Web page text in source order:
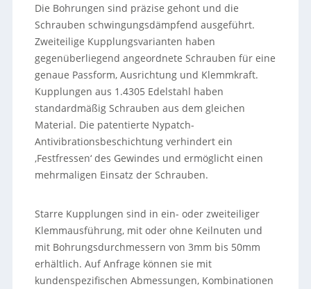
Die Bohrungen sind präzise gehont und die
Schrauben schwingungsdämpfend ausgeführt.
Zweiteilige Kupplungsvarianten haben
gegenüberliegend angeordnete Schrauben für eine
genaue Passform, Ausrichtung und Klemmkraft.
Kupplungen aus 1.4305 Edelstahl haben
standardmäßig Schrauben aus dem gleichen
Material. Die patentierte Nypatch-
Antivibrationsbeschichtung verhindert ein
‚Festfressen‘ des Gewindes und ermöglicht einen
mehrmaligen Einsatz der Schrauben.
Starre Kupplungen sind in ein- oder zweiteiliger
Klemmausführung, mit oder ohne Keilnuten und
mit Bohrungsdurchmessern von 3mm bis 50mm
erhältlich. Auf Anfrage können sie mit
kundenspezifischen Abmessungen, Kombinationen